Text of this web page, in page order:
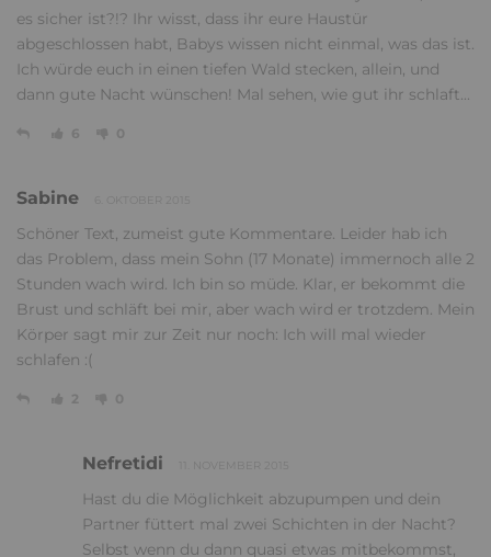
es sicher ist?!? Ihr wisst, dass ihr eure Haustür
abgeschlossen habt, Babys wissen nicht einmal, was das ist.
Ich würde euch in einen tiefen Wald stecken, allein, und
dann gute Nacht wünschen! Mal sehen, wie gut ihr schlaft...
6 0
Sabine
Schöner Text, zumeist gute Kommentare. Leider hab ich
das Problem, dass mein Sohn (17 Monate) immernoch alle 2
Stunden wach wird. Ich bin so müde. Klar, er bekommt die
Brust und schläft bei mir, aber wach wird er trotzdem. Mein
Körper sagt mir zur Zeit nur noch: Ich will mal wieder
schlafen :(
2 0
Nefretidi
Hast du die Möglichkeit abzupumpen und dein
Partner füttert mal zwei Schichten in der Nacht?
Selbst wenn du dann quasi etwas mitbekommst,